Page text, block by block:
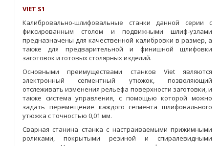
VIET S1
Калибровально-шлифовальные станки данной серии с
фиксированным столом и подвижными шлиф-узлами
предназначены для качественной калибровки в размер, а
также для предварительной и финишной шлифовки
заготовок и готовых столярных изделий.
Основными преимуществами станков Viet являются
электронный сегментный утюжок, позволяющий
отслеживать изменения рельефа поверхности заготовки, и
также система управления, с помощью которой можно
задать перемещение каждого сегмента шлифовального
утюжка с точностью 0,01 мм.
Сварная станина станка с настраиваемыми прижимными
роликами, покрытыми резиной и спиралевидными